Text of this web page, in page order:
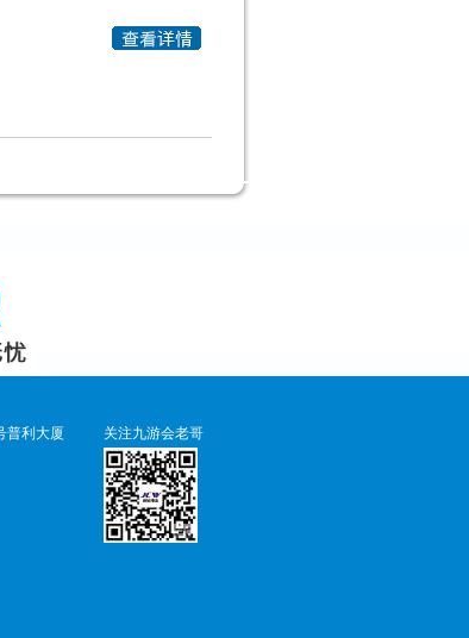
普利大厦
关注九游会老哥